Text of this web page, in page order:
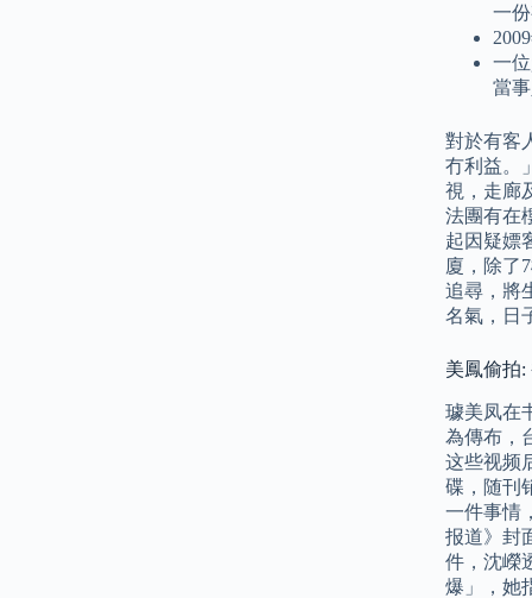
一
一
當
對於有客
冇利益。
視，走廊
法團有在
起因疑嫖
廈，除了
追尋，將
名氣，日
美鳳偷拍:
璩美凤在
為傳布，
这些视频
碟，随刊
一件事情
报道》封
件，沈嶸
爆」，她